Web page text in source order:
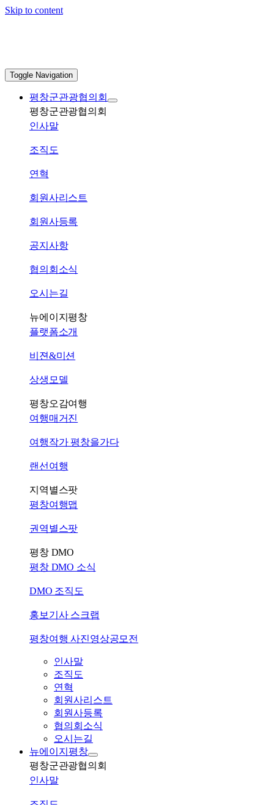
Skip to content
Toggle Navigation
평창군관광협의회
평창군관광협의회
인사말
조직도
연혁
회원사리스트
회원사등록
공지사항
협의회소식
오시는길
뉴에이지평창
플랫폼소개
비젼&미션
상생모델
평창오감여행
여행매거진
여행작가 평창을가다
랜선여행
지역별스팟
평창여행맵
권역별스팟
평창 DMO
평창 DMO 소식
DMO 조직도
홍보기사 스크랩
평창여행 사진영상공모전
인사말
조직도
연혁
회원사리스트
회원사등록
협의회소식
오시는길
뉴에이지평창
평창군관광협의회
인사말